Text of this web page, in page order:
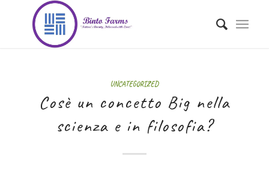
UNCATEGORIZED
Cosè un concetto Big nella
scienza e in filosofia?